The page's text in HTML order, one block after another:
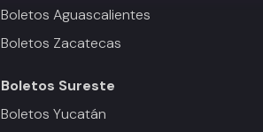
Boletos Aguascalientes
Boletos Zacatecas
Boletos Sureste
Boletos Yucatán